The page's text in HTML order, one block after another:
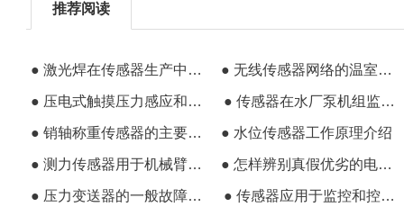
推荐阅读
● 激光焊在传感器生产中的加工工艺特性 ● 无线传感器网络的温室测控系统方案
● 压电式触摸压力感应和压力侦测的特性分析 ● 传感器在水厂泵机组监控和化工领域的应用
● 销轴称重传感器的主要特点与应用范围有哪些? ● 水位传感器工作原理介绍
● 测力传感器用于机械臂可减少企业对劳动力的依赖 ● 怎样辨别真假优劣的电流电压变送器
● 压力变送器的一般故障检测与排查 ● 传感器应用于监控和控制生产过程中的各种参数